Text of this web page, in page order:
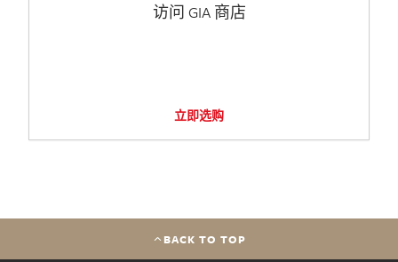
访问 GIA 商店
立即选购
BACK TO TOP